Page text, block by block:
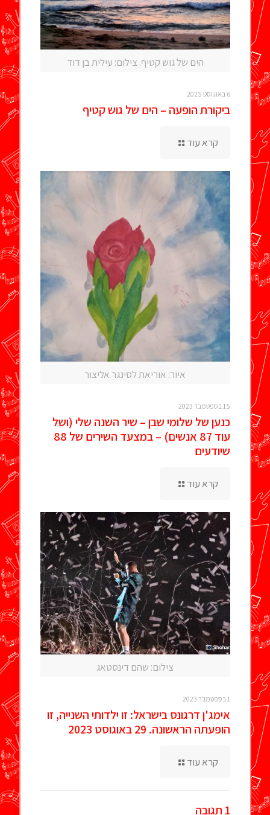
הים של גוש קטיף. צילום: עילית בן דוד
6 באוגוסט 2025
ביקורת הופעה – הים של גוש קטיף
קרא עוד
איור: אוריאת לסינגר אליצור
15 בספטמבר 2023
כנען של שלומי שבן – שיר השנה שלי (ושל
עוד 87 אנשים) – במצעד השירים של 88
שיודעים
קרא עוד
צילום: שהם דינסטאג
1 בספטמבר 2023
אימג'ן דרגונס בישראל: זו ילדותי השנייה, זו
הופעתה הראשונה. 29 באוגוסט 2023
קרא עוד
1 תגובה